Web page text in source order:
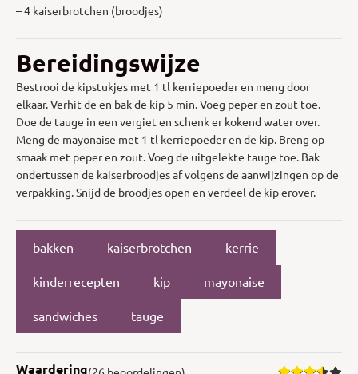
– 4 kaiserbrotchen (broodjes)
Bereidingswijze
Bestrooi de kipstukjes met 1 tl kerriepoeder en meng door
elkaar. Verhit de en bak de kip 5 min. Voeg peper en zout toe.
Doe de tauge in een vergiet en schenk er kokend water over.
Meng de mayonaise met 1 tl kerriepoeder en de kip. Breng op
smaak met peper en zout. Voeg de uitgelekte tauge toe. Bak
ondertussen de kaiserbroodjes af volgens de aanwijzingen op de
verpakking. Snijd de broodjes open en verdeel de kip erover.
bakken kaiserbrotchen kerrie
kinderrecepten kip mayonaise
sandwiches tauge
Waardering